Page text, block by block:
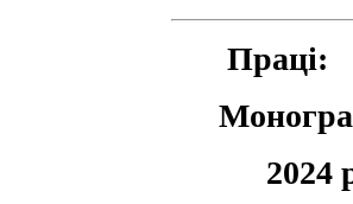
Праці:
2024